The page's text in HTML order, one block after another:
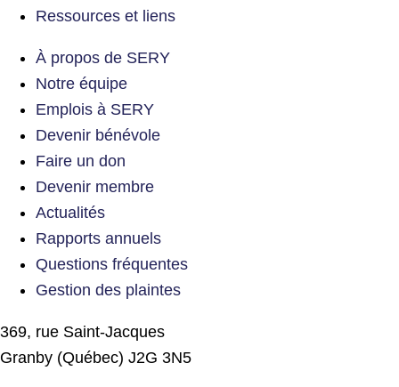
Ressources et liens
À propos de SERY
Notre équipe
Emplois à SERY
Devenir bénévole
Faire un don
Devenir membre
Actualités
Rapports annuels
Questions fréquentes
Gestion des plaintes
369, rue Saint-Jacques
Granby (Québec) J2G 3N5